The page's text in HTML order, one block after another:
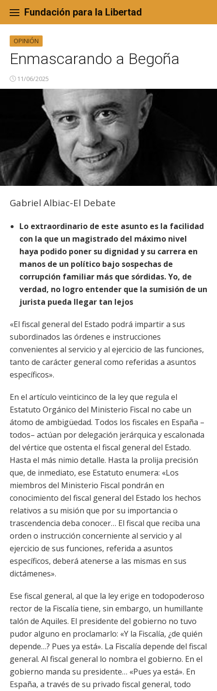
content
Fundación para la Libertad
OPINIÓN
Enmascarando a Begoña
11/06/2025
Gabriel Albiac-El Debate
Lo extraordinario de este asunto es la facilidad
con la que un magistrado del máximo nivel
haya podido poner su dignidad y su carrera en
manos de un político bajo sospechas de
corrupción familiar más que sórdidas. Yo, de
verdad, no logro entender que la sumisión de un
jurista pueda llegar tan lejos
«El fiscal general del Estado podrá impartir a sus
subordinados las órdenes e instrucciones
convenientes al servicio y al ejercicio de las funciones,
tanto de carácter general como referidas a asuntos
específicos».
En el artículo veinticinco de la ley que regula el
Estatuto Orgánico del Ministerio Fiscal no cabe un
átomo de ambigüedad. Todos los fiscales en España –
todos– actúan por delegación jerárquica y escalonada
del vértice que ostenta el fiscal general del Estado.
Hasta el más nimio detalle. Hasta la prolija precisión
que, de inmediato, ese Estatuto enumera: «Los
miembros del Ministerio Fiscal pondrán en
conocimiento del fiscal general del Estado los hechos
relativos a su misión que por su importancia o
trascendencia deba conocer… El fiscal que reciba una
orden o instrucción concerniente al servicio y al
ejercicio de sus funciones, referida a asuntos
específicos, deberá atenerse a las mismas en sus
dictámenes».
Ese fiscal general, al que la ley erige en todopoderoso
rector de la Fiscalía tiene, sin embargo, un humillante
talón de Aquiles. El presidente del gobierno no tuvo
pudor alguno en proclamarlo: «Y la Fiscalía, ¿de quién
depende…? Pues ya está». La Fiscalía depende del fiscal
general. Al fiscal general lo nombra el gobierno. En el
gobierno manda su presidente… «Pues ya está». En
España, a través de su privado fiscal general, todo